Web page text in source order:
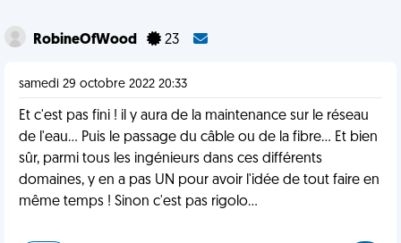
RobineOfWood 23
samedi 29 octobre 2022 20:33
Et c'est pas fini ! il y aura de la maintenance sur le réseau
de l'eau... Puis le passage du câble ou de la fibre... Et bien
sûr, parmi tous les ingénieurs dans ces différents
domaines, y en a pas UN pour avoir l'idée de tout faire en
même temps ! Sinon c'est pas rigolo...